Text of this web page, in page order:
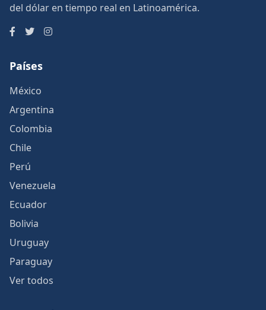
del dólar en tiempo real en Latinoamérica.
Países
México
Argentina
Colombia
Chile
Perú
Venezuela
Ecuador
Bolivia
Uruguay
Paraguay
Ver todos